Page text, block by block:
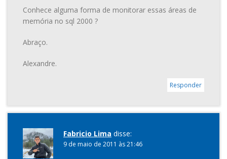
Conhece alguma forma de monitorar essas áreas de
memória no sql 2000 ?
Abraço.
Alexandre.
Responder
Fabricio Lima disse:
9 de maio de 2011 às 21:46